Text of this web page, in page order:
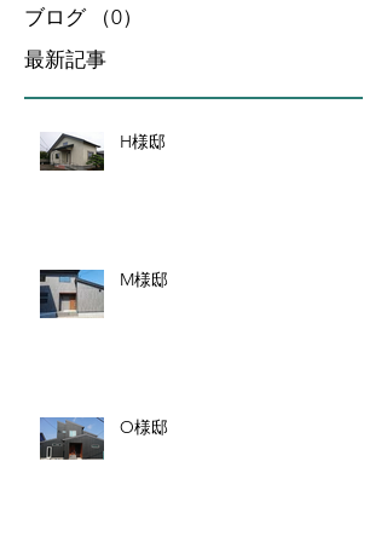
ブログ
（0）
最新記事
H様邸
M様邸
O様邸